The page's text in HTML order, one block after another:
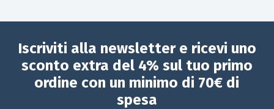
Iscriviti alla newsletter e ricevi uno
sconto extra del 4% sul tuo primo
ordine con un minimo di 70€ di
spesa